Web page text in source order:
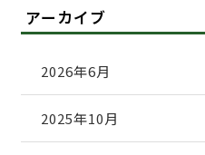
アーカイブ
2026年6月
2025年10月